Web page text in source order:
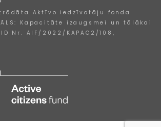
Aktīvo iedzīvotāju fonda
Kapacitāte izaugsmei un tālākai
Nr. AIF/2022/KAPAC2/108,